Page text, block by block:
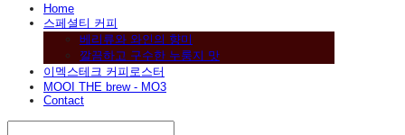
Home
스페셜티 커피
베리류와 와인의 향미
깔끔하고 구수한 누룽지 맛
이멕스테크 커피로스터
MOOI THE brew - MO3
Contact